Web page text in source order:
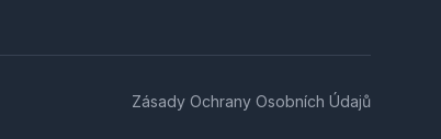
Zásady Ochrany Osobních Údajů